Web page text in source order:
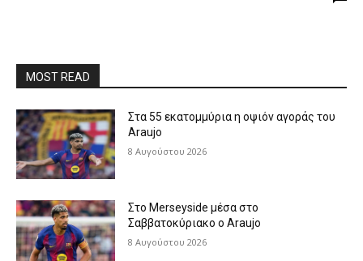
MOST READ
Στα 55 εκατομμύρια η οψιόν αγοράς του
Araujo
8 Αυγούστου 2026
Στο Merseyside μέσα στο
Σαββατοκύριακο ο Araujo
8 Αυγούστου 2026